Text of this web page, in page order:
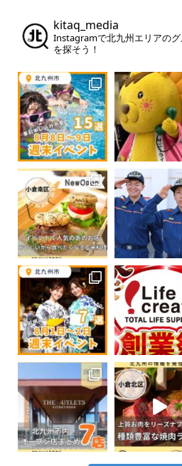
kitaq_media
Instagramで北九州エリアの
を探そう！